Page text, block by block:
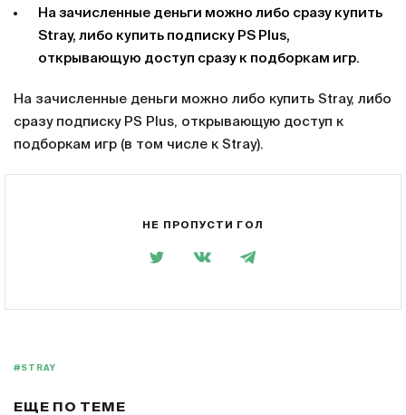
На зачисленные деньги можно либо сразу купить
Stray, либо купить подписку PS Plus,
открывающую доступ сразу к подборкам игр.
На зачисленные деньги можно либо купить Stray, либо
сразу подписку PS Plus, открывающую доступ к
подборкам игр (в том числе к Stray).
НЕ ПРОПУСТИ ГОЛ
#STRAY
ЕЩЕ ПО ТЕМЕ